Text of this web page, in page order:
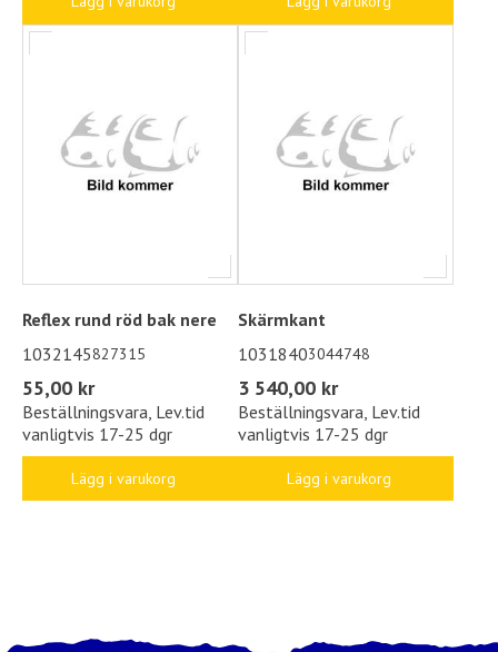
Reflex rund röd bak nere
1032145827315
55,00 kr
Beställningsvara, Lev.tid
vanligtvis 17-25 dgr
Lägg i varukorg
Skärmkant
10318403044748
3 540,00 kr
Beställningsvara, Lev.tid
vanligtvis 17-25 dgr
Lägg i varukorg